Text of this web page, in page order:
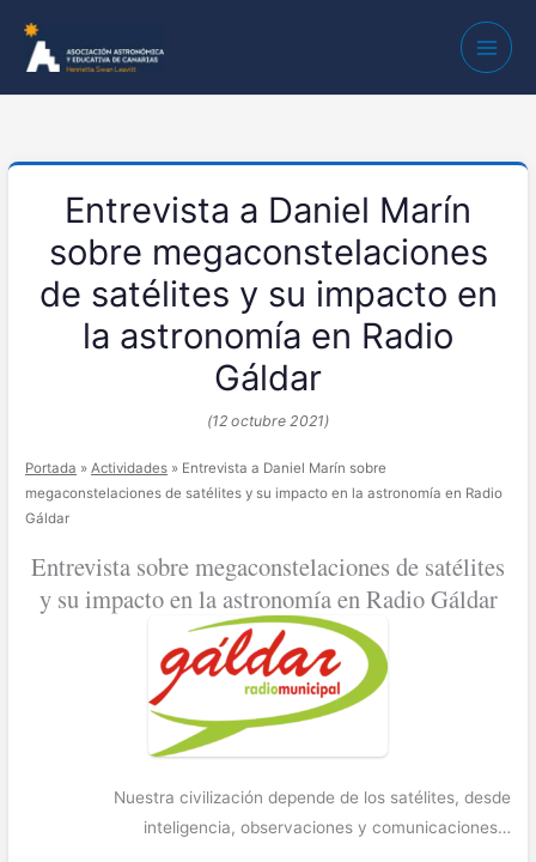
Entrevista a Daniel Marín
sobre megaconstelaciones
de satélites y su impacto en
la astronomía en Radio
Gáldar
(12 octubre 2021)
Portada »Actividades » Entrevista a Daniel Marín sobre
megaconstelaciones de satélites y su impacto en la astronomía en Radio
Gáldar
Entrevista sobre megaconstelaciones de satélites
y su impacto en la astronomía en Radio Gáldar
Nuestra civilización depende de los satélites, desde
inteligencia, observaciones y comunicaciones…